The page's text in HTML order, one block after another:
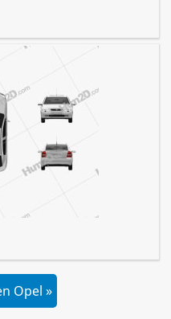
Opel »